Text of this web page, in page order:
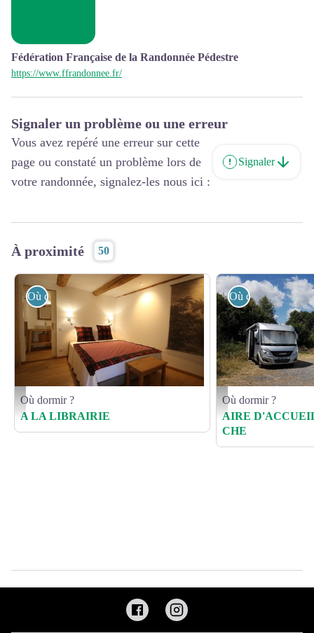
Fédération Française de la Randonnée Pédestre
https://www.ffrandonnee.fr/
Signaler un problème ou une erreur
Vous avez repéré une erreur sur cette
page ou constaté un problème lors de
votre randonnée, signalez-les nous ici :
Signaler
À proximité 50
Chambre d'hôtes - François Puech
Où dormir ?
Où dormir ?
A LA LIBRAIRIE
531275_gd - Park4night
Où dormir ?
Où dormir ?
AIRE
CHE